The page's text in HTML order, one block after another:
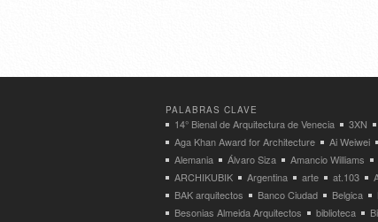
PALABRAS CLAVE
14° Bienal de Arquitectura de Venecia 3XN
Aga Khan Award for Architecture
Ai Weiwei
Alemania
Álvaro Siza Amancio Williams
ARCHIKUBIK
Argentina arte at.103
BAK arquitectos
Banco Ciudad Belgica
Besonias Almeida Arquitectos
biblioteca